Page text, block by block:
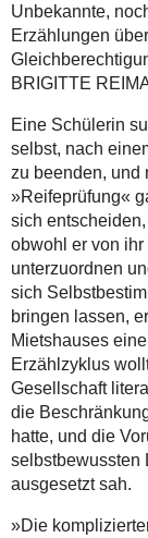
Unbekannte,
Erzählungen
BRIGITTE
Eine Schülerin
selbst, nach
zu beenden, und
»Reifeprüfung«
sich
obwohl er von
unterzuordnen
sich
bringen lassen,
Mietshauses
Erzählzyklus
Gesellschaft
die
hatte, und die
selbstbewussten
ausgesetzt sah.
»Die